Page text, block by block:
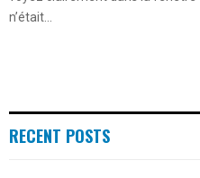
n’était...
RECENT POSTS